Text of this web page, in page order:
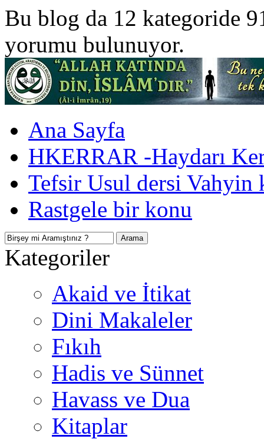
Bu blog da 12 kategoride
yorumu bulunuyor.
Ana Sayfa
HKERRAR -Haydarı
Tefsir Usul dersi Vahyin
Rastgele bir konu
Kategoriler
Akaid ve İtikat
Dini Makaleler
Fıkıh
Hadis ve Sünnet
Havass ve Dua
Kitaplar